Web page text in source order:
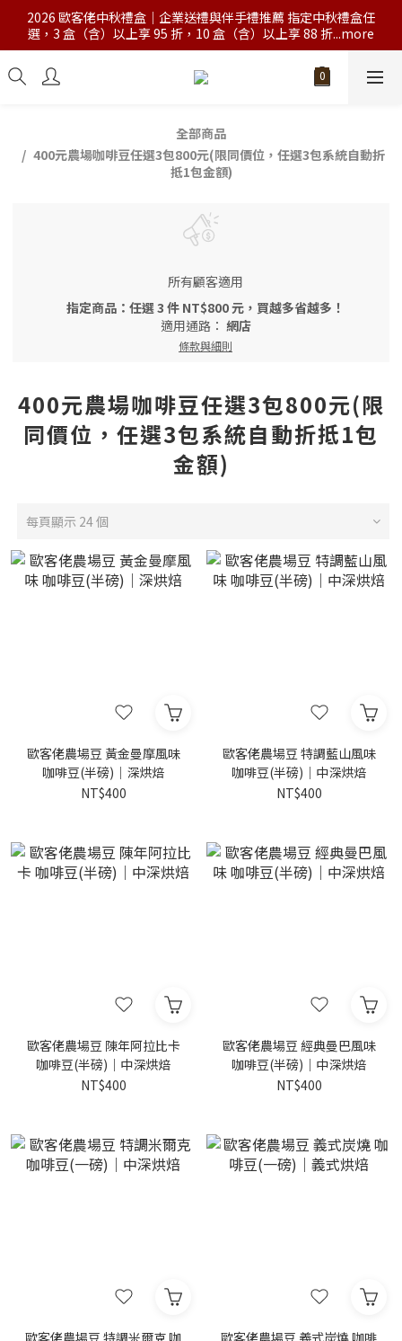
2026 歐客佬中秋禮盒｜企業送禮與伴手禮推薦 指定中秋禮盒任
選，3 盒（含）以上享 95 折，10 盒（含）以上享 88 折...more
全部商品
400元農場咖啡豆任選3包800元(限同價位，任選3包系統自動折
抵1包金額)
所有顧客適用
指定商品：任選 3 件 NT$800 元，買越多省越多！
適用通路： 網店
條款與細則
400元農場咖啡豆任選3包800元(限
同價位，任選3包系統自動折抵1包
金額)
每頁顯示 24 個
歐客佬農場豆 黃金曼摩風味
咖啡豆(半磅)｜深烘焙
NT$400
歐客佬農場豆 特調藍山風味
咖啡豆(半磅)｜中深烘焙
NT$400
歐客佬農場豆 陳年阿拉比卡
咖啡豆(半磅)｜中深烘焙
NT$400
歐客佬農場豆 經典曼巴風味
咖啡豆(半磅)｜中深烘焙
NT$400